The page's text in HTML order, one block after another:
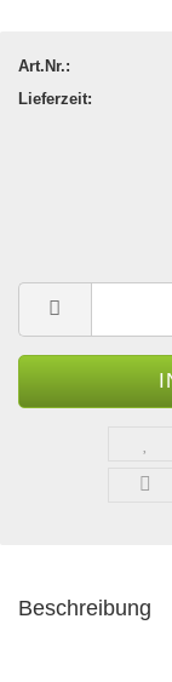
Art.Nr.:
Lieferzeit:
Beschreibung